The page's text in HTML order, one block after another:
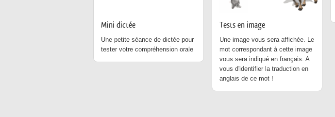
Mini dictée
Une petite séance de dictée pour
tester votre compréhension orale
Tests en image
Une image vous sera affichée. Le
mot correspondant à cette image
vous sera indiqué en français. A
vous d'identifier la traduction en
anglais de ce mot !